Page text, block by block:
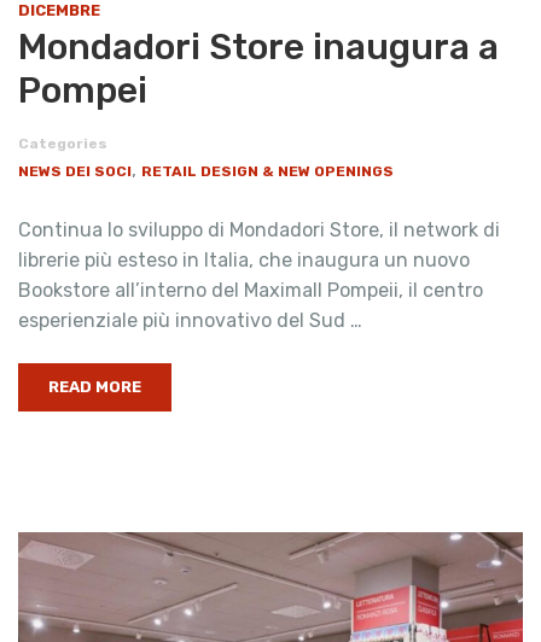
DICEMBRE
Mondadori Store inaugura a
Pompei
Categories
NEWS DEI SOCI, RETAIL DESIGN & NEW OPENINGS
Continua lo sviluppo di Mondadori Store, il network di
librerie più esteso in Italia, che inaugura un nuovo
Bookstore all’interno del Maximall Pompeii, il centro
esperienziale più innovativo del Sud …
READ MORE